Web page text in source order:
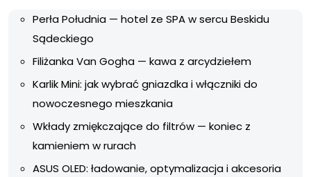
Perła Południa — hotel ze SPA w sercu Beskidu
Sądeckiego
Filiżanka Van Gogha — kawa z arcydziełem
Karlik Mini: jak wybrać gniazdka i włączniki do
nowoczesnego mieszkania
Wkłady zmiękczające do filtrów — koniec z
kamieniem w rurach
ASUS OLED: ładowanie, optymalizacja i akcesoria